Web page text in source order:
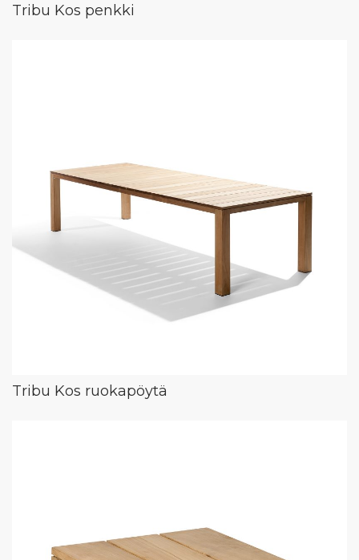
Tribu Kos penkki
Tribu Kos ruokapöytä